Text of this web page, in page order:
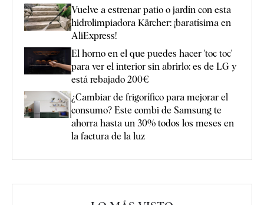
Vuelve a estrenar patio o jardín con esta
hidrolimpiadora Kärcher: ¡baratísima en
AliExpress!
El horno en el que puedes hacer 'toc toc'
para ver el interior sin abrirlo: es de LG y
está rebajado 200€
¿Cambiar de frigorífico para mejorar el
consumo? Este combi de Samsung te
ahorra hasta un 30% todos los meses en
la factura de la luz